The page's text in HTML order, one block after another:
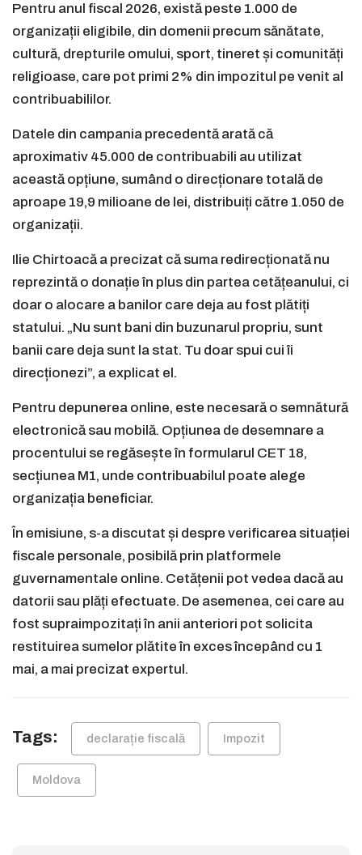
Pentru anul fiscal 2026, există peste 1.000 de
organizații eligibile, din domenii precum sănătate,
cultură, drepturile omului, sport, tineret și comunități
religioase, care pot primi 2% din impozitul pe venit al
contribuabililor.
Datele din campania precedentă arată că
aproximativ 45.000 de contribuabili au utilizat
această opțiune, sumând o direcționare totală de
aproape 19,9 milioane de lei, distribuiți către 1.050 de
organizații.
Ilie Chirtoacă a precizat că suma redirecționată nu
reprezintă o donație în plus din partea cetățeanului, ci
doar o alocare a banilor care deja au fost plătiți
statului. „Nu sunt bani din buzunarul propriu, sunt
banii care deja sunt la stat. Tu doar spui cui îi
direcționezi”, a explicat el.
Pentru depunerea online, este necesară o semnătură
electronică sau mobilă. Opțiunea de desemnare a
procentului se regăsește în formularul CET 18,
secțiunea M1, unde contribuabilul poate alege
organizația beneficiar.
În emisiune, s-a discutat și despre verificarea situației
fiscale personale, posibilă prin platformele
guvernamentale online. Cetățenii pot vedea dacă au
datorii sau plăți efectuate. De asemenea, cei care au
fost supraimpozitați în anii anteriori pot solicita
restituirea sumelor plătite în exces începând cu 1
mai, a mai precizat expertul.
Tags: declarație fiscală Impozit
Moldova